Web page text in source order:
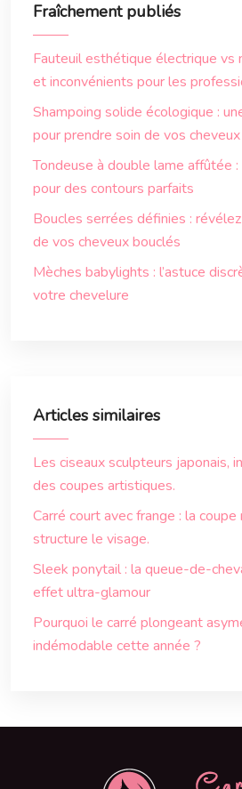
Fraîchement publiés
Fauteuil esthétique électrique vs
et inconvénients pour les
Shampoing solide écologique :
pour prendre soin de vos cheveux
Tondeuse à double lame affûtée
pour des contours parfaits
Boucles serrées définies :
de vos cheveux bouclés
Mèches babylights : l’astuce
votre chevelure
Articles similaires
Les ciseaux sculpteurs japonais,
des coupes artistiques.
Carré court avec frange : la
structure le visage.
Sleek ponytail : la queue-de-
effet ultra-glamour
Pourquoi le carré plongeant
indémodable cette année ?